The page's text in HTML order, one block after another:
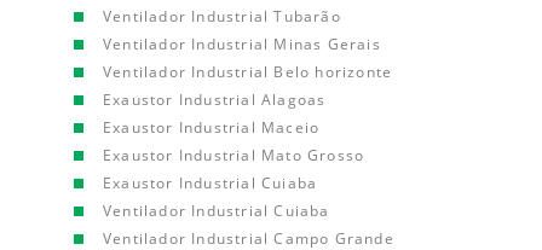
Ventilador Industrial Tubarão
Ventilador Industrial Minas Gerais
Ventilador Industrial Belo horizonte
Exaustor Industrial Alagoas
Exaustor Industrial Maceio
Exaustor Industrial Mato Grosso
Exaustor Industrial Cuiaba
Ventilador Industrial Cuiaba
Ventilador Industrial Campo Grande